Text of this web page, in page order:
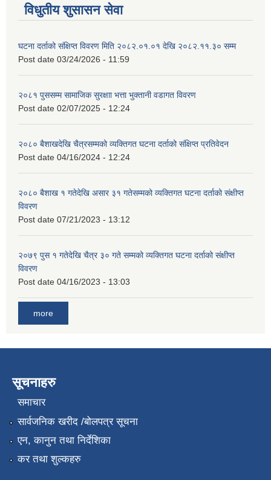
विधुतीय शुसासन सेवा
घटना दर्ताको संक्षिप्त विवरण मिति २०८२.०१.०१ देखि २०८२.११.३० सम्म
Post date 03/24/2026 - 11:59
२०८१ पुससम्म सामाजिक सुरक्षाा भत्ता भुक्तानी वडागत विवरण
Post date 02/07/2025 - 12:24
२०८० बैशाखदेखि चैत्रसम्मको व्यक्तिगत घटना दर्ताको संक्षिप्त प्रतिवेदन
Post date 04/16/2024 - 12:24
२०८० बैशाख १ गतेदेखि असार ३१ गतेसम्मको व्यक्तिगत घटना दर्ताको संक्षीप्त
विवरण
Post date 07/21/2023 - 13:12
२०७९ पुस १ गतेदेखि चैत्र ३० गते सम्मको व्यक्तिगत घटना दर्ताको संक्षीप्त
विवरण
Post date 04/16/2023 - 13:03
more
सूचनाहरु
समाचार
सार्वजनिक खरीद /बोलपत्र सूचना
एन, कानुन तथा निर्देशिका
कर तथा शुल्कहरु